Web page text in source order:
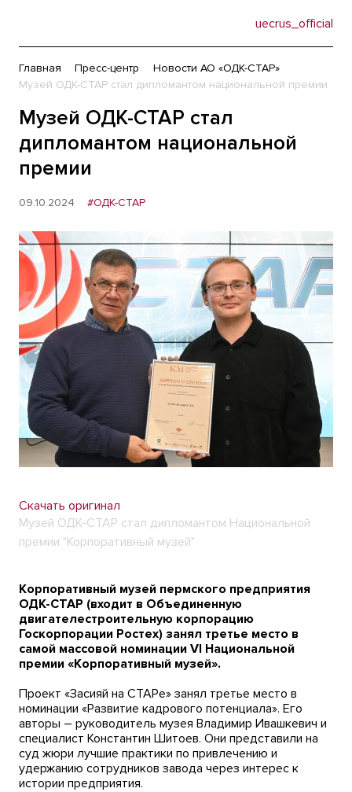
uecrus_official
Главная Пресс-центр
Новости АО «ОДК-СТАР»
Музей ОДК-СТАР стал дипломантом национальной премии
Музей ОДК-СТАР стал
дипломантом национальной
премии
09.10.2024 #ОДК-СТАР
Скачать оригинал
Музей ОДК-СТАР стал дипломантом Национальной
премии "Корпоративный музей"
Корпоративный музей пермского предприятия
ОДК-СТАР (входит в Объединенную
двигателестроительную корпорацию
Госкорпорации Ростех) занял третье место в
самой массовой номинации VI Национальной
премии «Корпоративный музей».
Проект «Засияй на СТАРе» занял третье место в
номинации «Развитие кадрового потенциала». Его
авторы – руководитель музея Владимир Ивашкевич и
специалист Константин Шитоев. Они представили на
суд жюри лучшие практики по привлечению и
удержанию сотрудников завода через интерес к
истории предприятия.